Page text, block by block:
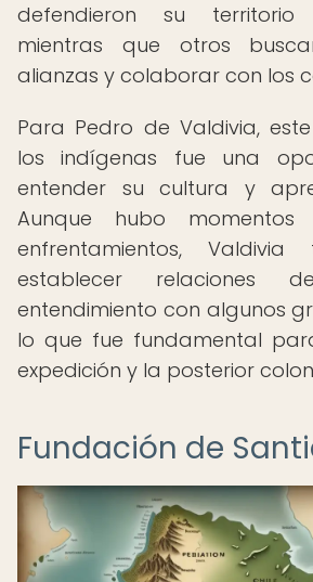
defendieron su
mientras que otros
alianzas y colaborar con los
Para Pedro de Valdivia,
los indígenas fue una
entender su cultura y
Aunque hubo
enfrentamientos,
establecer relaciones
entendimiento con algunos
lo que fue fundamental
expedición y la posterior
Fundación de